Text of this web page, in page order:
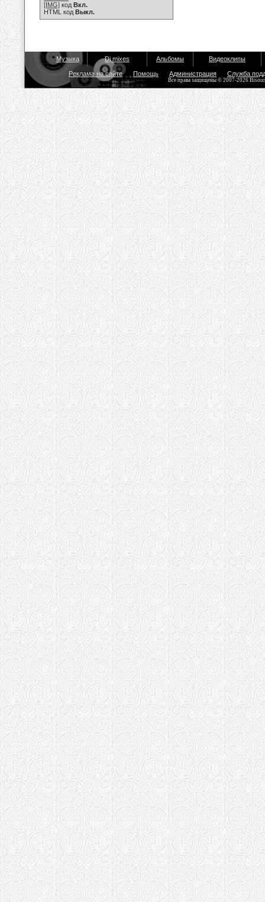
[IMG] код Вкл.
HTML код Выкл.
Музыка Dj mixes Альбомы Видеоклипы
Реклама на сайте Помощь Администрация Служба
Все права защищены © 2007-2026